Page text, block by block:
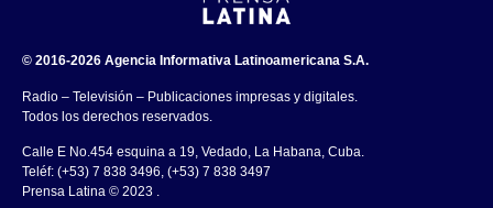
© 2016-2026 Agencia Informativa Latinoamericana S.A.
Radio – Televisión – Publicaciones impresas y digitales.
Todos los derechos reservados.
Calle E No.454 esquina a 19, Vedado, La Habana, Cuba.
Teléf: (+53) 7 838 3496, (+53) 7 838 3497
Prensa Latina © 2023 .